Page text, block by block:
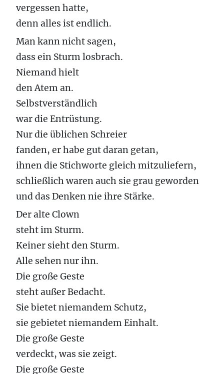
vergessen hatte,
denn alles ist endlich.
Man kann nicht sagen,
dass ein Sturm losbrach.
Niemand hielt
den Atem an.
Selbstverständlich
war die Entrüstung.
Nur die üblichen Schreier
fanden, er habe gut daran getan,
ihnen die Stichworte gleich mitzuliefern,
schließlich waren auch sie grau geworden
und das Denken nie ihre Stärke.
Der alte Clown
steht im Sturm.
Keiner sieht den Sturm.
Alle sehen nur ihn.
Die große Geste
steht außer Bedacht.
Sie bietet niemandem Schutz,
sie gebietet niemandem Einhalt.
Die große Geste
verdeckt, was sie zeigt.
Die große Geste